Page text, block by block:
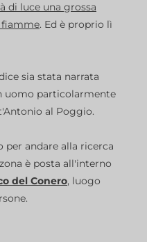
di luce una grossa
fiamme. Ed è proprio lì
sia stata narrata
uomo particolarmente
al Poggio.
per andare alla ricerca
è posta all'interno
del Conero, luogo